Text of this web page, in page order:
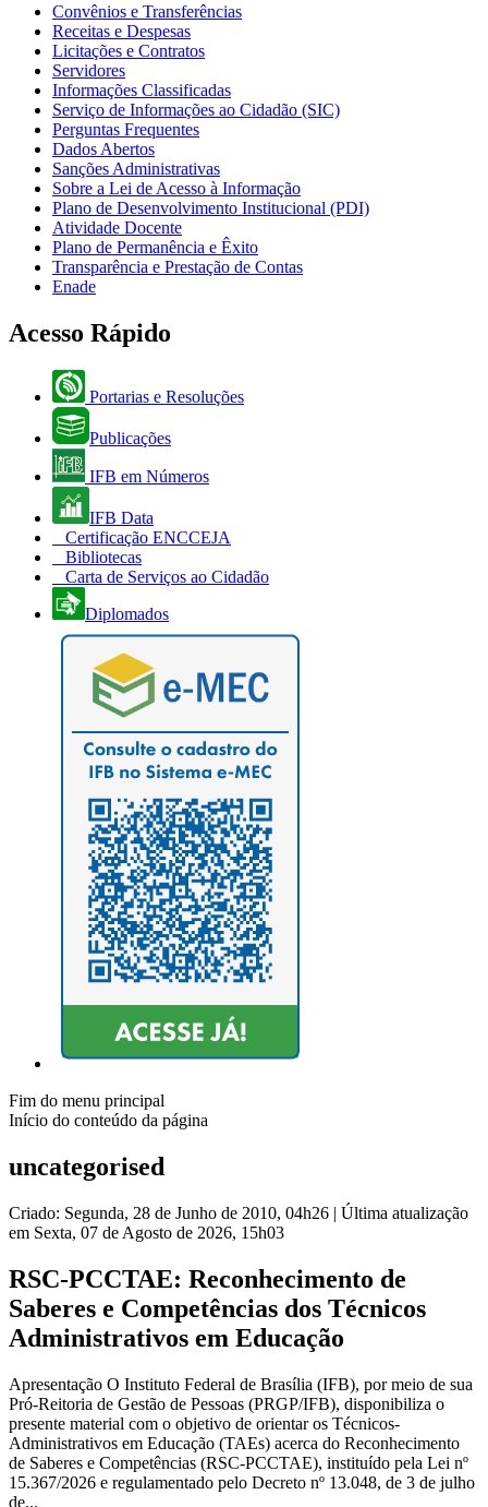
Convênios e Transferências
Receitas e Despesas
Licitações e Contratos
Servidores
Informações Classificadas
Serviço de Informações ao Cidadão (SIC)
Perguntas Frequentes
Dados Abertos
Sanções Administrativas
Sobre a Lei de Acesso à Informação
Plano de Desenvolvimento Institucional (PDI)
Atividade Docente
Plano de Permanência e Êxito
Transparência e Prestação de Contas
Enade
Acesso Rápido
Portarias e Resoluções
Publicações
IFB em Números
IFB Data
Certificação ENCCEJA
Bibliotecas
Carta de Serviços ao Cidadão
Diplomados
Fim do menu principal
Início do conteúdo da página
uncategorised
Criado: Segunda, 28 de Junho de 2010, 04h26 | Última atualização
em Sexta, 07 de Agosto de 2026, 15h03
RSC-PCCTAE: Reconhecimento de
Saberes e Competências dos Técnicos
Administrativos em Educação
Apresentação O Instituto Federal de Brasília (IFB), por meio de sua
Pró-Reitoria de Gestão de Pessoas (PRGP/IFB), disponibiliza o
presente material com o objetivo de orientar os Técnicos-
Administrativos em Educação (TAEs) acerca do Reconhecimento
de Saberes e Competências (RSC-PCCTAE), instituído pela Lei nº
15.367/2026 e regulamentado pelo Decreto nº 13.048, de 3 de julho
de...